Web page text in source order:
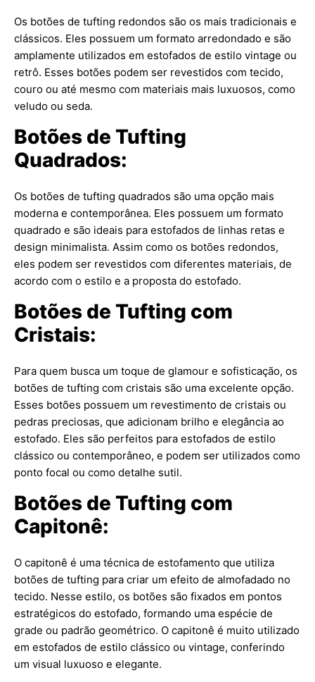
Os botões de tufting redondos são os mais tradicionais e
clássicos. Eles possuem um formato arredondado e são
amplamente utilizados em estofados de estilo vintage ou
retrô. Esses botões podem ser revestidos com tecido,
couro ou até mesmo com materiais mais luxuosos, como
veludo ou seda.
Botões de Tufting
Quadrados:
Os botões de tufting quadrados são uma opção mais
moderna e contemporânea. Eles possuem um formato
quadrado e são ideais para estofados de linhas retas e
design minimalista. Assim como os botões redondos,
eles podem ser revestidos com diferentes materiais, de
acordo com o estilo e a proposta do estofado.
Botões de Tufting com
Cristais:
Para quem busca um toque de glamour e sofisticação, os
botões de tufting com cristais são uma excelente opção.
Esses botões possuem um revestimento de cristais ou
pedras preciosas, que adicionam brilho e elegância ao
estofado. Eles são perfeitos para estofados de estilo
clássico ou contemporâneo, e podem ser utilizados como
ponto focal ou como detalhe sutil.
Botões de Tufting com
Capitonê:
O capitonê é uma técnica de estofamento que utiliza
botões de tufting para criar um efeito de almofadado no
tecido. Nesse estilo, os botões são fixados em pontos
estratégicos do estofado, formando uma espécie de
grade ou padrão geométrico. O capitonê é muito utilizado
em estofados de estilo clássico ou vintage, conferindo
um visual luxuoso e elegante.